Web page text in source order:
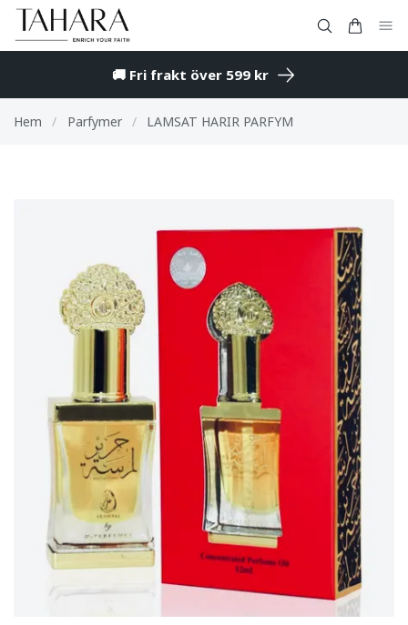
🚚 Fri frakt över 599 kr
Hem / Parfymer / LAMSAT HARIR PARFYM